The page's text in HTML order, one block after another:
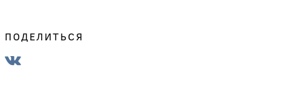
ПОДЕЛИТЬСЯ